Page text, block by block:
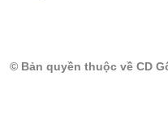
© Bản quyền thuộc về CD